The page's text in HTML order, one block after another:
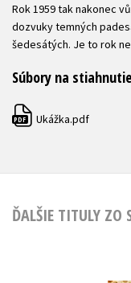
Rok 1959 tak nakonec
dozvuky temných
šedesátých. Je to rok
Súbory na stiahnutie
PDF Ukážka.pdf
ĎALŠIE TITULY ZO